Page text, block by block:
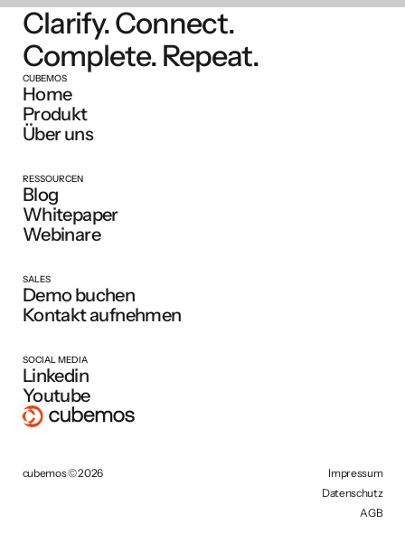
Clarify. Connect.
Complete. Repeat.
CUBEMOS
Home
Produkt
Über uns
RESSOURCEN
Blog
Whitepaper
Webinare
SALES
Demo buchen
Kontakt aufnehmen
SOCIAL MEDIA
Linkedin
Youtube
cubemos © 2026
Impressum
Datenschutz
AGB